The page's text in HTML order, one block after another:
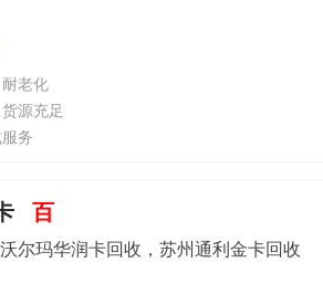
老化
源充足
务
百
尔玛华润卡回收，苏州通利金卡回收